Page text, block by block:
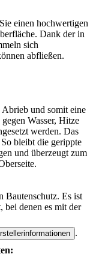
einen hochwertigen
Dank der in
sich
abfließen.
und somit eine
Wasser, Hitze
werden. Das
bleibt die gerippte
und überzeugt zum
Bautenschutz. Es ist
bei denen es mit der
.